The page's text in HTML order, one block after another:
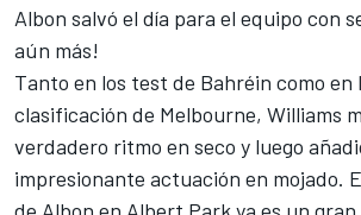
Albon salvó el día para el equipo con
aún más!
Tanto en los test de Bahréin como en
clasificación de Melbourne, Williams
verdadero ritmo en seco y luego
impresionante actuación en mojado.